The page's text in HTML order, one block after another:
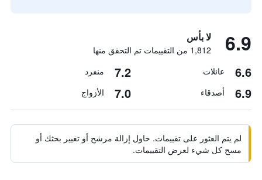
6.9 لا بأس
1,812 من التقييمات تم التحقق منها
6.6 عائلات 7.2 منفرد
6.9 أصدقاء 7.0 الأزواج
لم يتم العثور على تقييمات. حاول إزالة مرشح أو تغيير بحثك أو
مسح كل شيء لعرض التقييمات.